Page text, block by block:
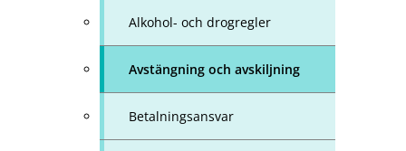
Alkohol- och drogregler
Avstängning och avskiljning
Betalningsansvar